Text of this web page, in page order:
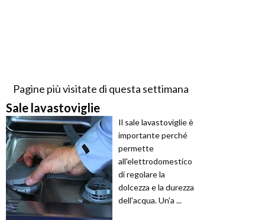
Pagine più visitate di questa settimana
Sale lavastoviglie
Il sale lavastoviglie è
importante perché
permette
all'elettrodomestico
di regolare la
dolcezza e la durezza
dell'acqua. Un'a ...